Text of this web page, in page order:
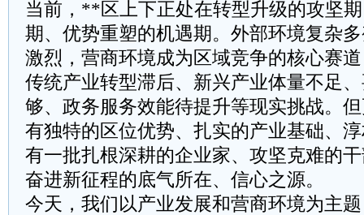
当前，**区上下正处在转型升级的攻坚
期、优势重塑的机遇期。外部环境复杂
激烈，营商环境成为区域竞争的核心赛
传统产业转型滞后、新兴产业体量不足
够、政务服务效能待提升等现实挑战。
有独特的区位优势、扎实的产业基础、
有一批扎根深耕的企业家、攻坚克难的
奋进新征程的底气所在、信心之源。
今天，我们以产业发展和营商环境为主